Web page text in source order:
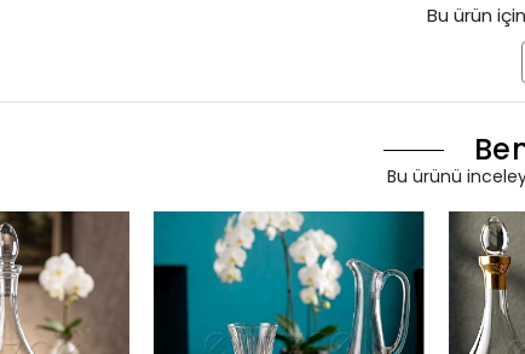
Bu ürün
Bu ürünü